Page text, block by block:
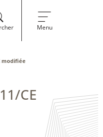
Menu
modifiée
CE